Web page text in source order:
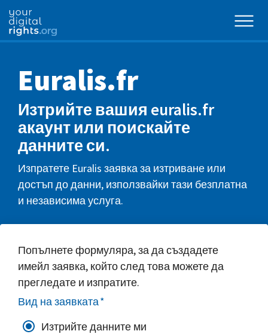
Euralis.fr
Изтрийте вашия euralis.fr
акаунт или поискайте
данните си.
Изпратете Euralis заявка за изтриване или
достъп до данни, използвайки тази безплатна
и независима услуга.
Попълнете формуляра, за да създадете
имейл заявка, който след това можете да
прегледате и изпратите.
Вид на заявката*
Изтрийте данните ми